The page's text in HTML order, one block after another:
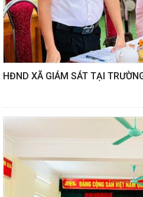
HĐND XÃ GIÁM SÁT TẠI